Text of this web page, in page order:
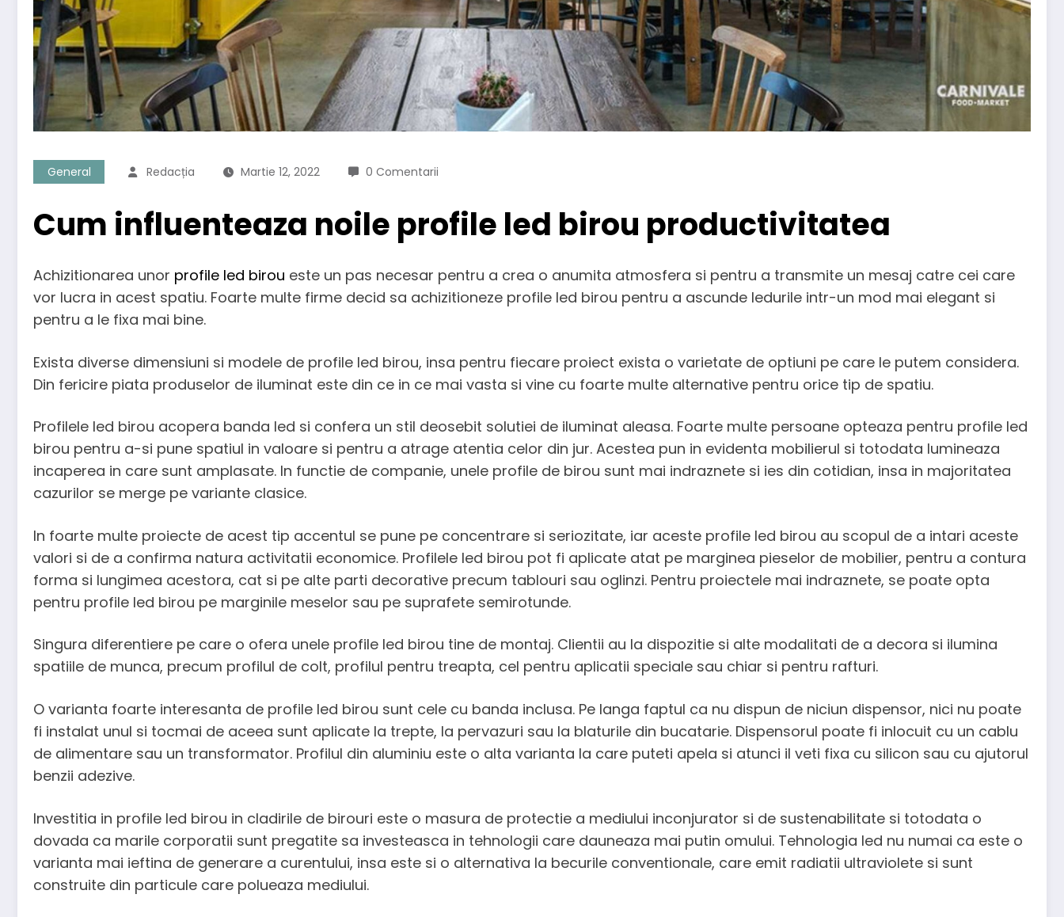
General Redacția Martie 12, 2022 0 Comentarii
Cum influenteaza noile profile led birou productivitatea
Achizitionarea unor profile led birou este un pas necesar pentru a crea o anumita atmosfera si pentru a transmite un mesaj catre cei care
vor lucra in acest spatiu. Foarte multe firme decid sa achizitioneze profile led birou pentru a ascunde ledurile intr-un mod mai elegant si
pentru a le fixa mai bine.
Exista diverse dimensiuni si modele de profile led birou, insa pentru fiecare proiect exista o varietate de optiuni pe care le putem considera.
Din fericire piata produselor de iluminat este din ce in ce mai vasta si vine cu foarte multe alternative pentru orice tip de spatiu.
Profilele led birou acopera banda led si confera un stil deosebit solutiei de iluminat aleasa. Foarte multe persoane opteaza pentru profile led
birou pentru a-si pune spatiul in valoare si pentru a atrage atentia celor din jur. Acestea pun in evidenta mobilierul si totodata lumineaza
incaperea in care sunt amplasate. In functie de companie, unele profile de birou sunt mai indraznete si ies din cotidian, insa in majoritatea
cazurilor se merge pe variante clasice.
In foarte multe proiecte de acest tip accentul se pune pe concentrare si seriozitate, iar aceste profile led birou au scopul de a intari aceste
valori si de a confirma natura activitatii economice. Profilele led birou pot fi aplicate atat pe marginea pieselor de mobilier, pentru a contura
forma si lungimea acestora, cat si pe alte parti decorative precum tablouri sau oglinzi. Pentru proiectele mai indraznete, se poate opta
pentru profile led birou pe marginile meselor sau pe suprafete semirotunde.
Singura diferentiere pe care o ofera unele profile led birou tine de montaj. Clientii au la dispozitie si alte modalitati de a decora si ilumina
spatiile de munca, precum profilul de colt, profilul pentru treapta, cel pentru aplicatii speciale sau chiar si pentru rafturi.
O varianta foarte interesanta de profile led birou sunt cele cu banda inclusa. Pe langa faptul ca nu dispun de niciun dispensor, nici nu poate
fi instalat unul si tocmai de aceea sunt aplicate la trepte, la pervazuri sau la blaturile din bucatarie. Dispensorul poate fi inlocuit cu un cablu
de alimentare sau un transformator. Profilul din aluminiu este o alta varianta la care puteti apela si atunci il veti fixa cu silicon sau cu ajutorul
benzii adezive.
Investitia in profile led birou in cladirile de birouri este o masura de protectie a mediului inconjurator si de sustenabilitate si totodata o
dovada ca marile corporatii sunt pregatite sa investeasca in tehnologii care dauneaza mai putin omului. Tehnologia led nu numai ca este o
varianta mai ieftina de generare a curentului, insa este si o alternativa la becurile conventionale, care emit radiatii ultraviolete si sunt
construite din particule care polueaza mediului.